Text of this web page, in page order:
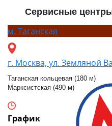
Сервисные
м. Таганская
г. Москва, ул. Земляной
Таганская кольцевая (180 м)
Марксистская (490 м)
График